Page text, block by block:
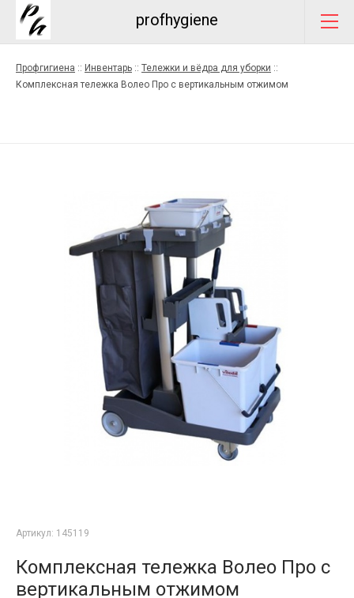
profhygiene
Профгигиена :: Инвентарь :: Тележки и вёдра для уборки ::
Комплексная тележка Волео Про с вертикальным отжимом
Артикул: 145119
Комплексная тележка Волео Про с
вертикальным отжимом